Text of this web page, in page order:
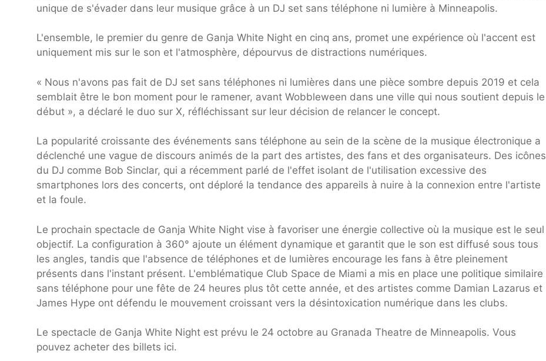
unique de s'évader dans leur musique grâce à un DJ set sans téléphone ni lumière à Minneapolis.
L'ensemble, le premier du genre de Ganja White Night en cinq ans, promet une expérience où l'accent est
uniquement mis sur le son et l'atmosphère, dépourvus de distractions numériques.
« Nous n'avons pas fait de DJ set sans téléphones ni lumières dans une pièce sombre depuis 2019 et cela
semblait être le bon moment pour le ramener, avant Wobbleween dans une ville qui nous soutient depuis le
début », a déclaré le duo sur X, réfléchissant sur leur décision de relancer le concept.
La popularité croissante des événements sans téléphone au sein de la scène de la musique électronique a
déclenché une vague de discours animés de la part des artistes, des fans et des organisateurs. Des icônes
du DJ comme Bob Sinclar, qui a récemment parlé de l'effet isolant de l'utilisation excessive des
smartphones lors des concerts, ont déploré la tendance des appareils à nuire à la connexion entre l'artiste
et la foule.
Le prochain spectacle de Ganja White Night vise à favoriser une énergie collective où la musique est le seul
objectif. La configuration à 360° ajoute un élément dynamique et garantit que le son est diffusé sous tous
les angles, tandis que l'absence de téléphones et de lumières encourage les fans à être pleinement
présents dans l'instant présent. L'emblématique Club Space de Miami a mis en place une politique similaire
sans téléphone pour une fête de 24 heures plus tôt cette année, et des artistes comme Damian Lazarus et
James Hype ont défendu le mouvement croissant vers la désintoxication numérique dans les clubs.
Le spectacle de Ganja White Night est prévu le 24 octobre au Granada Theatre de Minneapolis. Vous
pouvez acheter des billets ici.